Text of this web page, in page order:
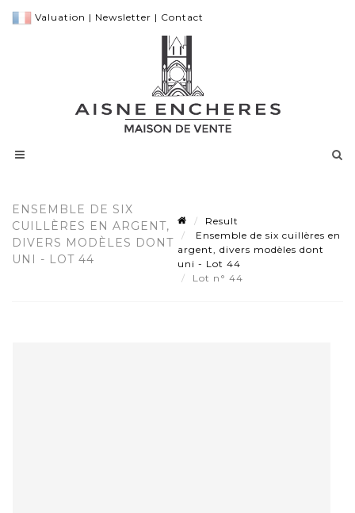
Valuation | Newsletter | Contact
ENSEMBLE DE SIX
CUILLÈRES EN ARGENT,
DIVERS MODÈLES DONT
UNI - LOT 44
Result
Ensemble de six cuillères en
argent, divers modèles dont
uni - Lot 44
Lot n° 44